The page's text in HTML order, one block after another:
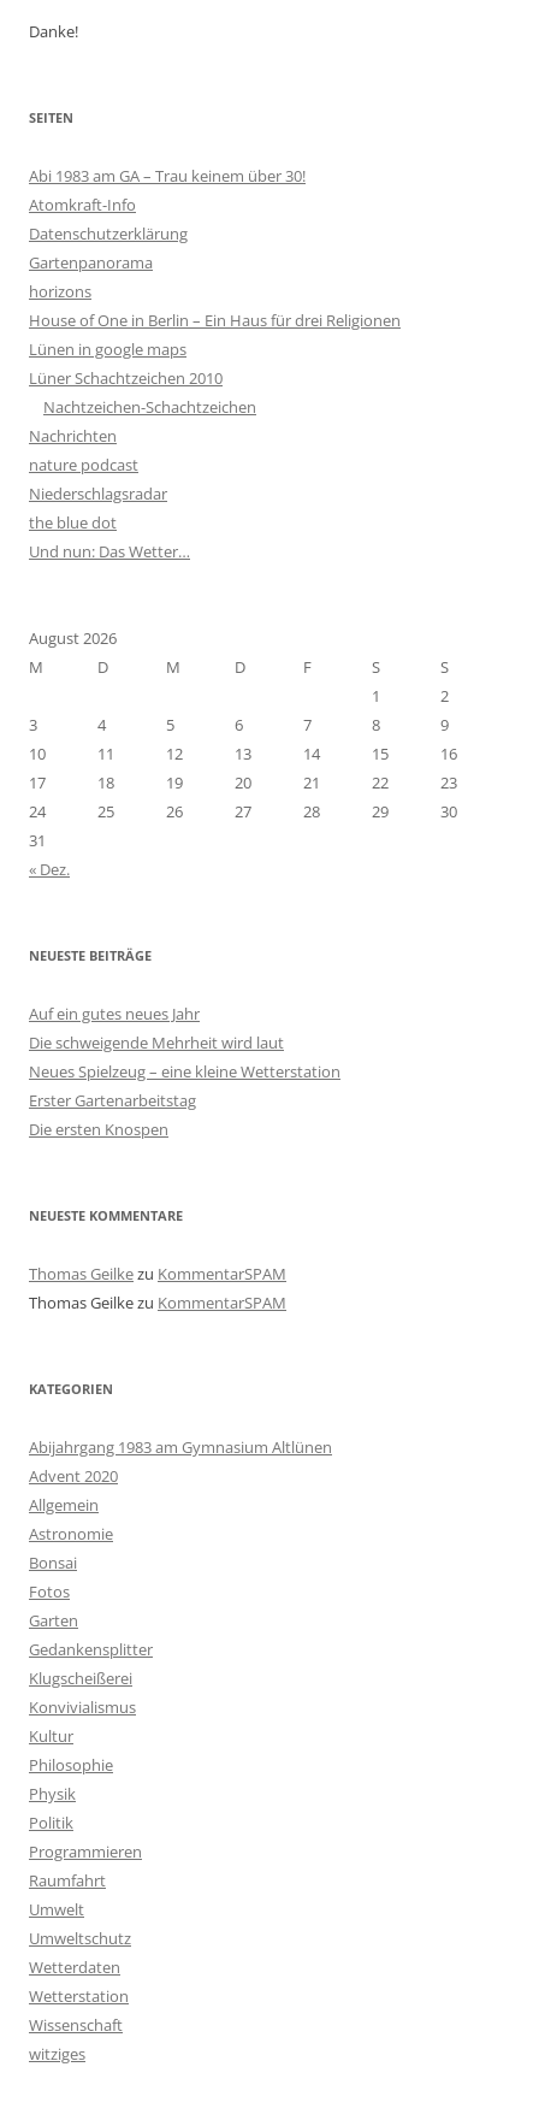
Danke!
SEITEN
Abi 1983 am GA – Trau keinem über 30!
Atomkraft-Info
Datenschutzerklärung
Gartenpanorama
horizons
House of One in Berlin – Ein Haus für drei Religionen
Lünen in google maps
Lüner Schachtzeichen 2010
Nachtzeichen-Schachtzeichen
Nachrichten
nature podcast
Niederschlagsradar
the blue dot
Und nun: Das Wetter…
August 2026
M
D M D F S
S
1
2
3
4 5 6 7 8
9
10
11 12 13 14 15
16
17
18 19 20 21 22
23
24
25 26 27 28 29
30
31
« Dez.
NEUESTE BEITRÄGE
Auf ein gutes neues Jahr
Die schweigende Mehrheit wird laut
Neues Spielzeug – eine kleine Wetterstation
Erster Gartenarbeitstag
Die ersten Knospen
NEUESTE KOMMENTARE
Thomas Geilkezu KommentarSPAM
Thomas Geilkezu KommentarSPAM
KATEGORIEN
Abijahrgang 1983 am Gymnasium Altlünen
Advent 2020
Allgemein
Astronomie
Bonsai
Fotos
Garten
Gedankensplitter
Klugscheißerei
Konvivialismus
Kultur
Philosophie
Physik
Politik
Programmieren
Raumfahrt
Umwelt
Umweltschutz
Wetterdaten
Wetterstation
Wissenschaft
witziges